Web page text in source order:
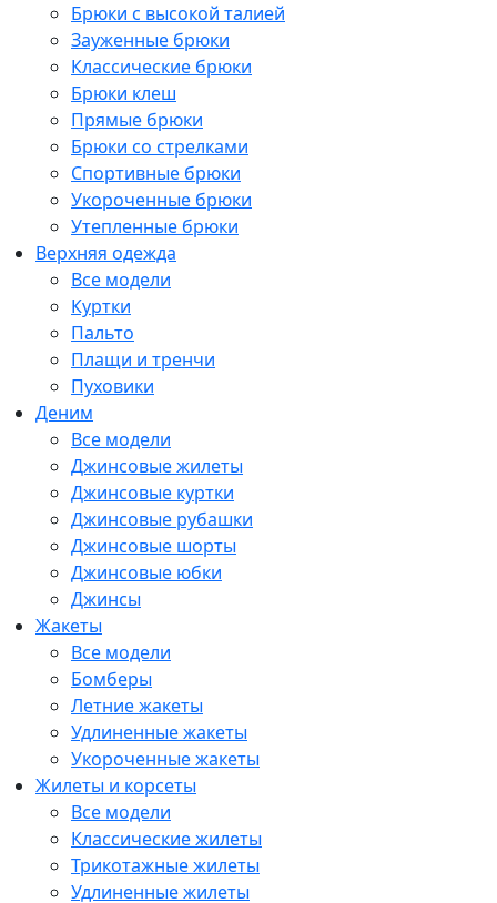
Брюки с высокой талией
Зауженные брюки
Классические брюки
Брюки клеш
Прямые брюки
Брюки со стрелками
Спортивные брюки
Укороченные брюки
Утепленные брюки
Верхняя одежда
Все модели
Куртки
Пальто
Плащи и тренчи
Пуховики
Деним
Все модели
Джинсовые жилеты
Джинсовые куртки
Джинсовые рубашки
Джинсовые шорты
Джинсовые юбки
Джинсы
Жакеты
Все модели
Бомберы
Летние жакеты
Удлиненные жакеты
Укороченные жакеты
Жилеты и корсеты
Все модели
Классические жилеты
Трикотажные жилеты
Удлиненные жилеты